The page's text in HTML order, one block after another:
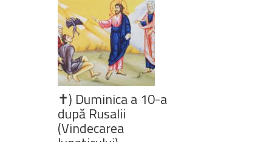
✝) Duminica a 10-a
după Rusalii
(Vindecarea